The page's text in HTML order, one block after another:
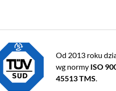
Od 2013 roku
wg normy ISO
45513 TMS.